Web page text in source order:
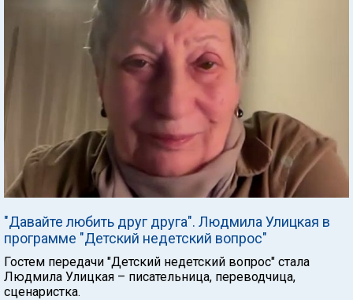
"Давайте любить друг друга". Людмила Улицкая в
программе "Детский недетский вопрос"
Гостем передачи "Детский недетский вопрос" стала
Людмила Улицкая – писательница, переводчица,
сценаристка.